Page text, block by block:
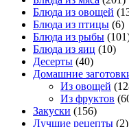
Блюда из овощей
Блюда из птицы (6)
Блюда из рыбы
Блюда из яиц (10)
Десерты (40)
Домашние
Из овощей
Из фруктов
Закуски (156)
Лучшие рецепты (2)